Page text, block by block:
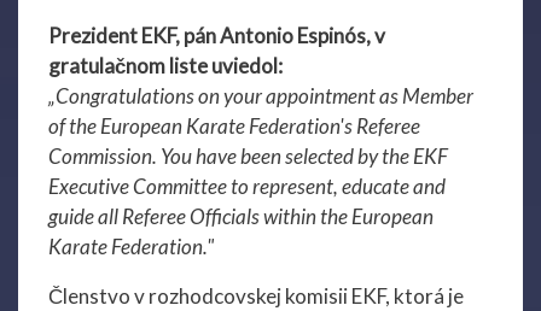
Prezident EKF, pán Antonio Espinós, v
gratulačnom liste uviedol:
„Congratulations on your appointment as Member
of the European Karate Federation's Referee
Commission. You have been selected by the EKF
Executive Committee to represent, educate and
guide all Referee Officials within the European
Karate Federation."
Členstvo v rozhodcovskej komisii EKF, ktorá je